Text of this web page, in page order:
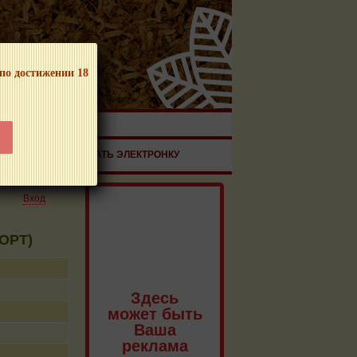
достижении 18
ПРОДУКЦИИ!
ЗАКАЗАТЬ ЭЛЕКТРОНКУ
Вход
Здесь
может быть
Ваша
реклама